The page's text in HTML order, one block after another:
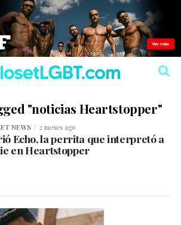
"noticias Heartstopper"
NEWS 2 meses ago
Echo, la perrita que interpretó a
en Heartstopper